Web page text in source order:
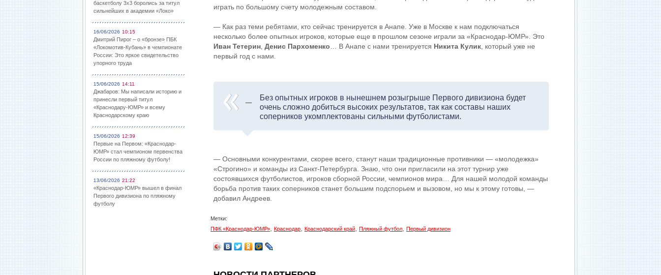
баскетболу 3х3 боролись за титул
сильнейших в академии «Локо»
16/06/2026 10:15
Дмитрий Пирог – о «бронзе» ПБК
«Локомотив-Кубань» в чемпионате
России: Это яркое свидетельство
упорного труда
15/06/2026 14:11
Джабаров: Мы написали историю и
принесли первый титул
«Краснодару-ЮМР» и всему
Краснодарскому краю
15/06/2026 12:39
Первые на Первом: «Краснодар-
ЮМР» стал чемпионом первенства
России по пляжному футболу!
13/06/2026 21:22
«Краснодар-ЮМР» вышел в финал
Первого дивизиона по пляжному
футболу
играть по большому счету молодежным составом.
— Как раз теми ребятами, кто сейчас тренируется в Анапе. Уже в Москве к нам подключаться
несколько более опытных игроков, которые еще в прошлом сезоне играли за «Краснодар-ЮМР». Это
Иван Тетерин Денис Пархоменко … В Анапе с нами тренируется Никита Кулик , который уже не
первый год с нами.
Без опытных игроков в нынешнем розыгрыше Первого дивизиона будет
очень сложно добиться высоких результатов, так как составы наших
соперников укомплектованы сильными футболистами.
— Основными конкурентами, скорее всего, станут наши традиционные противники — «молодежка»
«Строгино» и команды из Санкт-Петербурга. Знаю, что они пригласили на этот турнир уже
состоявшихся футболистов, игроков сборной России, чемпионов мира… Для нашей молодой команды
борьба против таких соперников станет большим подспорьем и вызовом, но мы к этому готовы, —
добавил Андреев.
Метки:
ПФК «Краснодар-ЮМР»
Краснодар Краснодарский край Пляжный футбол Первый дивизион